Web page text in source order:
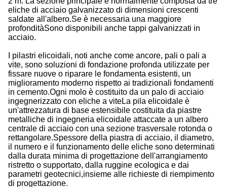
eliche di acciaio galvanizzato di dimensioni crescenti
saldate all'albero.Se è necessaria una maggiore
profonditàSono disponibili anche tappi galvanizzati in
acciaio.
I pilastri elicoidali, noti anche come ancore, pali o pali a
vite, sono soluzioni di fondazione profonda utilizzate per
fissare nuove o riparare le fondamenta esistenti, un
miglioramento moderno rispetto ai tradizionali fondamenti
in cemento.Ogni molo è costituito da un palo di acciaio
ingegnerizzato con eliche a viteLa pila elicoidale è
un'attrezzatura di base estensibile costituita da piastre
metalliche di ingegneria elicoidale attaccate a un albero
centrale di acciaio con una sezione trasversale rotonda o
rettangolare.Spessore della piastra di acciaio, il diametro,
il numero e il funzionamento delle eliche sono determinati
dalla durata minima di progettazione dell'arrangiamento
ristretto o supportato, dalla ruggine ecologica e dai
parametri geotecnici,insieme alle richieste di riempimento
di progettazione.